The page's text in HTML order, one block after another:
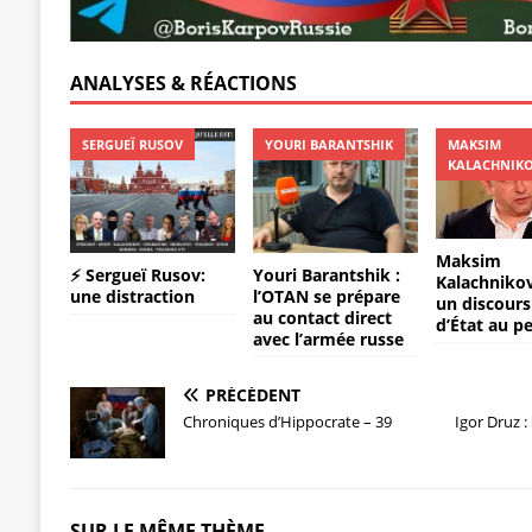
o
k
p ss
er
ANALYSES & RÉACTIONS
SERGUEÏ RUSOV
⚡️ Sergueï Rusov:
une distraction
YOURI BARANTSHIK
Youri Barantshik :
l’OTAN se prépare
au contact direct
avec l’armée russe
MAKSIM
Maksim
un
d’État au
PRÉCÉDENT
Chroniques d’Hippocrate – 39
Igor Druz